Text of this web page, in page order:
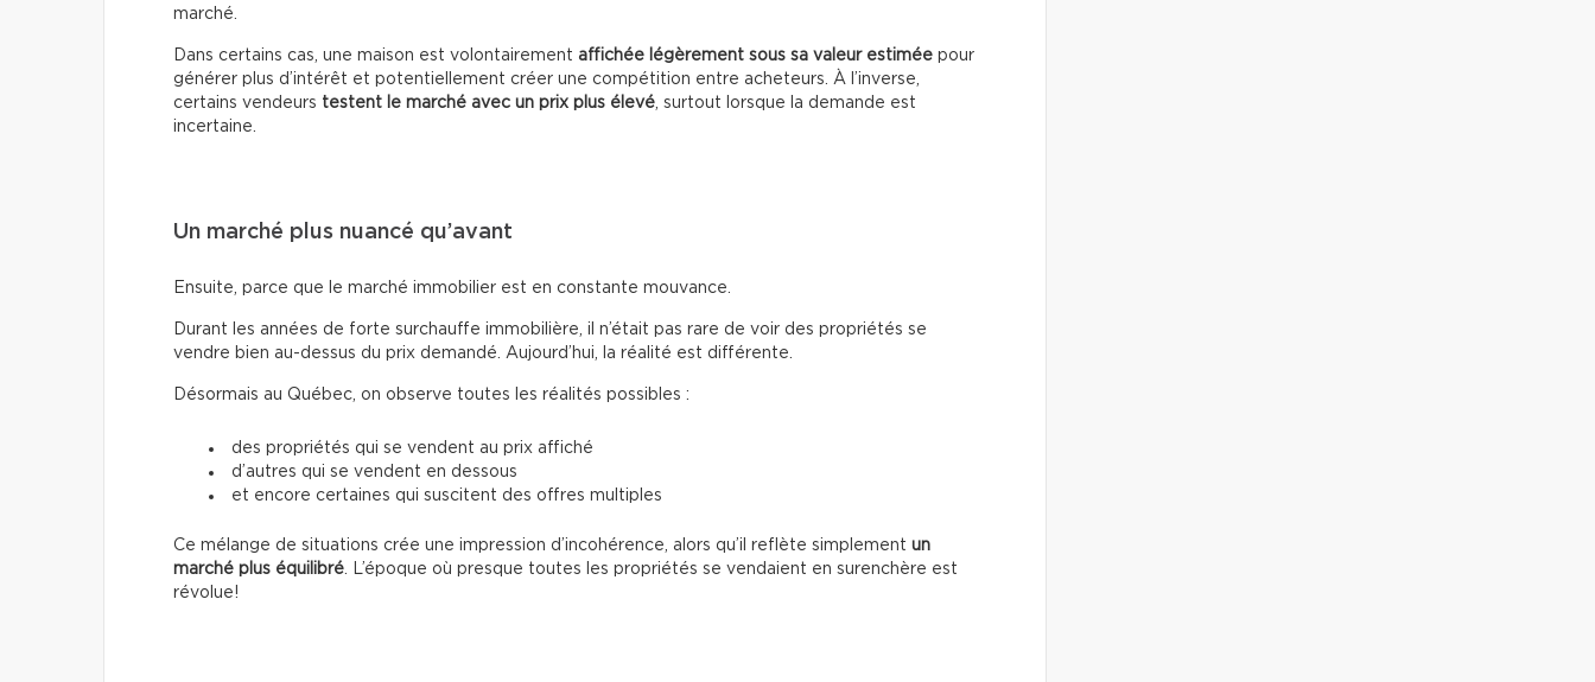
marché.
Dans certains cas, une maison est volontairement affichée légèrement sous sa valeur estimée pour
générer plus d’intérêt et potentiellement créer une compétition entre acheteurs. À l’inverse,
certains vendeurs testent le marché avec un prix plus élevé , surtout lorsque la demande est
incertaine.
Un marché plus nuancé qu’avant
Ensuite, parce que le marché immobilier est en constante mouvance.
Durant les années de forte surchauffe immobilière, il n’était pas rare de voir des propriétés se
vendre bien au-dessus du prix demandé. Aujourd’hui, la réalité est différente.
Désormais au Québec, on observe toutes les réalités possibles :
des propriétés qui se vendent au prix affiché
d’autres qui se vendent en dessous
et encore certaines qui suscitent des offres multiples
Ce mélange de situations crée une impression d’incohérence, alors qu’il reflète simplement un
marché plus équilibré . L’époque où presque toutes les propriétés se vendaient en surenchère est
révolue!